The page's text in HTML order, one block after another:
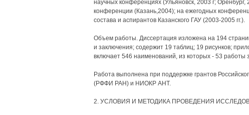
научных конференциях (Ульяновск, 2003 г; Оренбург,
конференции (Казань,2004); на ежегодных
состава и аспирантов Казанского ГАУ (2003-2005 гг.).
Объем работы. Диссертация изложена на 194
и заключения; содержит 19 таблиц; 19 рисунков;
включает 546 наименований, из которых - 53 работы
Работа выполнена при поддержке грантов
(РФФИ РАН) и НИОКР АНТ.
2. УСЛОВИЯ И МЕТОДИКА ПРОВЕДЕНИЯ